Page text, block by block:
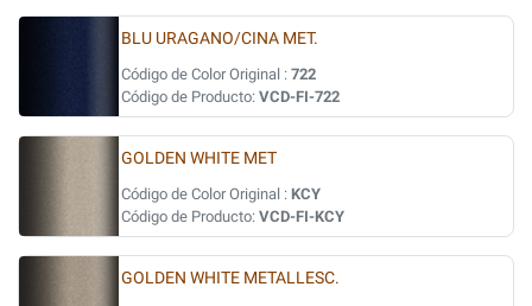
BLU URAGANO/CINA MET.
Código de Color Original : 722
Código de Producto: VCD-FI-722
GOLDEN WHITE MET
Código de Color Original : KCY
Código de Producto: VCD-FI-KCY
GOLDEN WHITE METALLESC.